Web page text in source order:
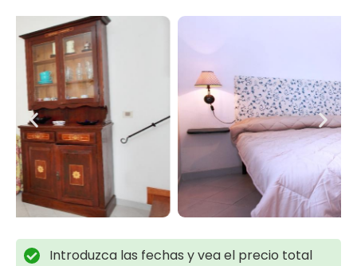
Introduzca las fechas y vea el precio total